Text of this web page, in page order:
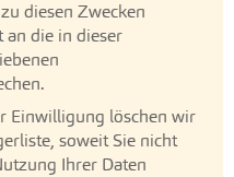
diesen Zwecken
an die in dieser
Einwilligung löschen wir
soweit Sie nicht
Ihrer Daten